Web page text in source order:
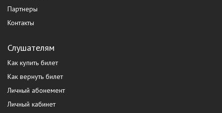
Партнеры
Контакты
Слушателям
Как купить билет
Как вернуть билет
Личный абонемент
Личный кабинет